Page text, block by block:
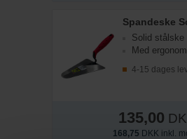
Solid stålske
Med
4-15 dages
135,00
168,75 DKK inkl.